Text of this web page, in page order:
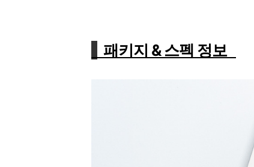
패키지 & 스펙 정보